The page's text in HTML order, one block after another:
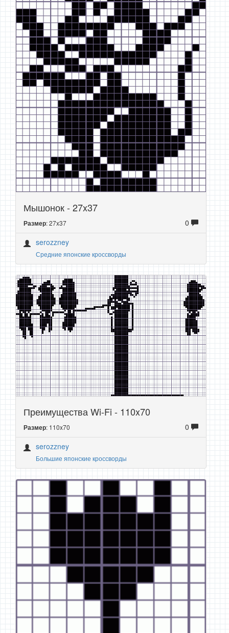
Мышонок - 27x37
Размер: 27x37
0
serozzney
Средние японские кроссворды
Преимущества Wi-Fi - 110x70
Размер: 110x70
0
serozzney
Большие японские кроссворды